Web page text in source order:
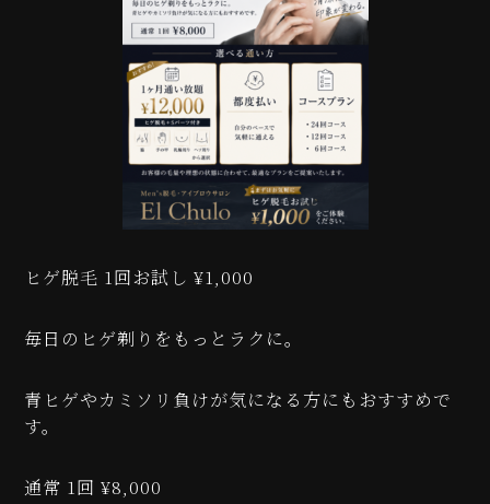
ヒゲ脱毛 1回お試し ¥1,000
毎日のヒゲ剃りをもっとラクに。
青ヒゲやカミソリ負けが気になる方にもおすすめで
す。
通常 1回 ¥8,000